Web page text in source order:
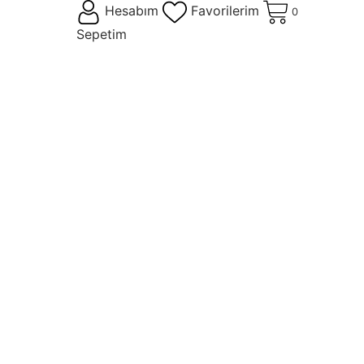
Hesabım Favorilerim 0
Sepetim